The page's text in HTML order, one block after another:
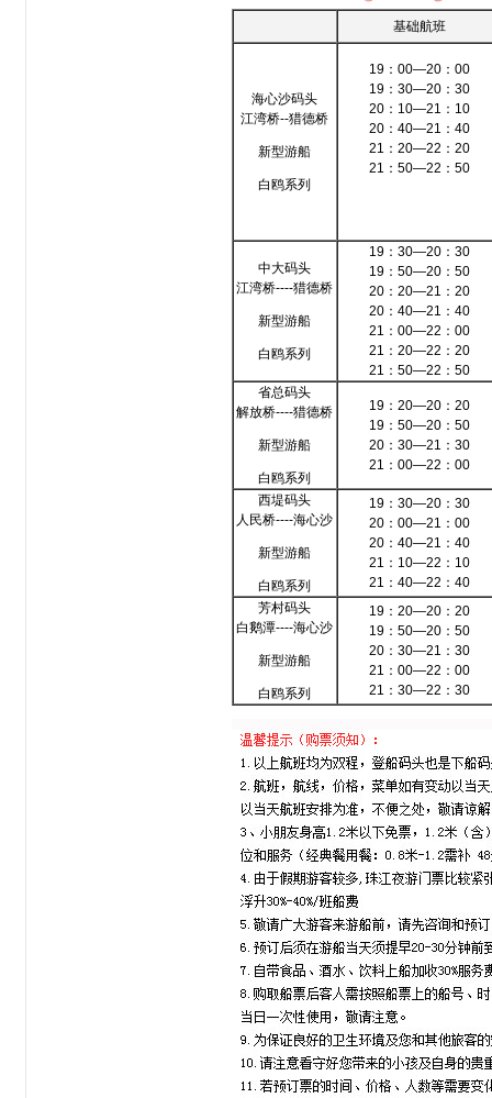
基础航班
海心沙码头
江湾桥--猎德桥
新型游船
白鸥系列
19：00—20：00
19：30—20：30
20：10—21：10
20：40—21：40
21：20—22：20
21：50—22：50
中大码头
江湾桥----猎德桥
新型游船
白鸥系列
19：30—20：30
19：50—20：50
20：20—21：20
20：40—21：40
21：00—22：00
21：20—22：20
21：50—22：50
省总码头
解放桥----猎德桥
新型游船
白鸥系列
19：20—20：20
19：50—20：50
20：30—21：30
21：00—22：00
西堤码头
人民桥----海心沙
新型游船
白鸥系列
19：30—20：30
20：00—21：00
20：40—21：40
21：10—22：10
21：40—22：40
芳村码头
白鹅潭----海心沙
新型游船
白鸥系列
19：20—20：20
19：50—20：50
20：30—21：30
21：00—22：00
21：30—22：30